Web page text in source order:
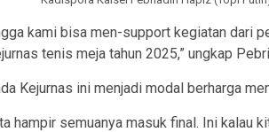
kami bisa men-support kegiatan dari
tenis meja tahun 2025,” ungkap
Kejurnas ini menjadi modal berharga
hampir semuanya masuk final. Ini kalau